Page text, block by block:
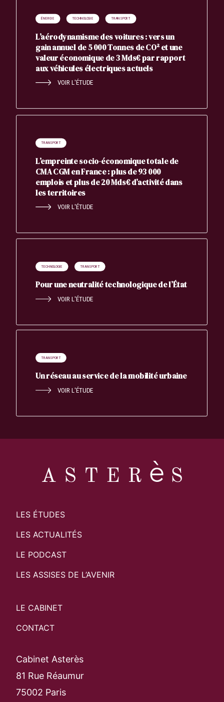
ÉNERGIE TECHNOLOGIE TRANSPORT
L’aérodynamisme des voitures : vers un
gain annuel de 5 000 Tonnes de CO² et une
valeur économique de 3 Mds€ par rapport
aux véhicules électriques actuels
VOIR L'ÉTUDE
TRANSPORT
L’empreinte socio-économique totale de
CMA CGM en France : plus de 93 000
emplois et plus de 20 Mds€ d’activité dans
les territoires
VOIR L'ÉTUDE
TECHNOLOGIE TRANSPORT
Pour une neutralité technologique de l’État
VOIR L'ÉTUDE
TRANSPORT
Un réseau au service de la mobilité urbaine
VOIR L'ÉTUDE
LES ÉTUDES
LES ACTUALITÉS
LE PODCAST
LES ASSISES DE L’AVENIR
LE CABINET
CONTACT
Cabinet Asterès
81 Rue Réaumur
75002 Paris